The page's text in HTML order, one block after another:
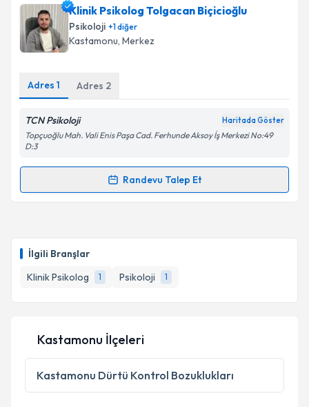
İlgili Branşlar
Klinik Psikolog
1 Psikoloji 1
Klinik Psikolog Tolgacan Biçicioğlu
Psikoloji +1diğer
Kastamonu, Merkez
Adres 1 Adres 2
TCN Psikoloji Haritada Göster
Topçuoğlu Mah. Vali Enis Paşa Cad. Ferhunde Aksoy İş Merkezi No:49
D:3
Randevu Talep Et
Randevu Takvimi Talebi
almanız için bir takvim hazırlandığında e-posta ile
bilgilendireceğiz.
E-posta Adresiniz
Kişisel verilerimin işlenmesine ilişkin
Metni'ni okudum ve kişisel verilerimin belirtilen
Kastamonu İlçeleri
Kastamonu Dürtü Kontrol Bozuklukları